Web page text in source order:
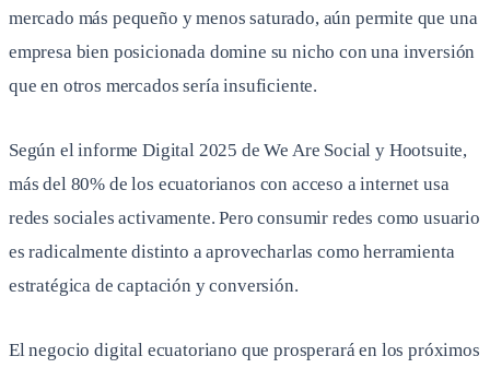
mercado más pequeño y menos saturado, aún permite que una
empresa bien posicionada domine su nicho con una inversión
que en otros mercados sería insuficiente.
Según el informe Digital 2025 de We Are Social y Hootsuite,
más del 80% de los ecuatorianos con acceso a internet usa
redes sociales activamente. Pero consumir redes como usuario
es radicalmente distinto a aprovecharlas como herramienta
estratégica de captación y conversión.
El negocio digital ecuatoriano que prosperará en los próximos